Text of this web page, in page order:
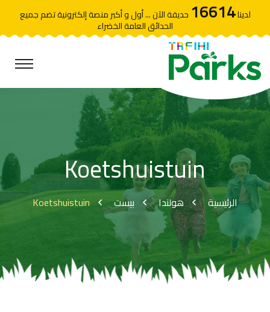
لدينا16614 حديقة الآن ... أول و أكبر منصة إلكترونية تضم جميع
الحدائق العامة الخضراء
Koetshuistuin
الرئيسية هولندا بيست Koetshuistuin